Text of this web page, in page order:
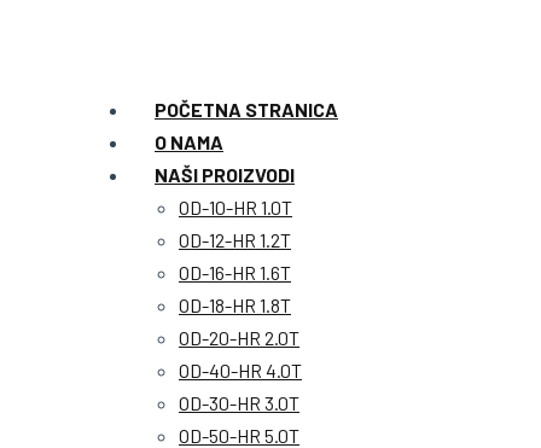
POČETNA STRANICA
O NAMA
NAŠI PROIZVODI
OD-10-HR 1.0T
OD-12-HR 1.2T
OD-16-HR 1.6T
OD-18-HR 1.8T
OD-20-HR 2.0T
OD-40-HR 4.0T
OD-30-HR 3.0T
OD-50-HR 5.0T